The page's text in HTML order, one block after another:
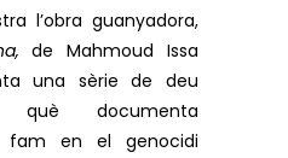
l’obra guanyadora,
de Mahmoud Issa
una sèrie de deu
què documenta
fam en el genocidi